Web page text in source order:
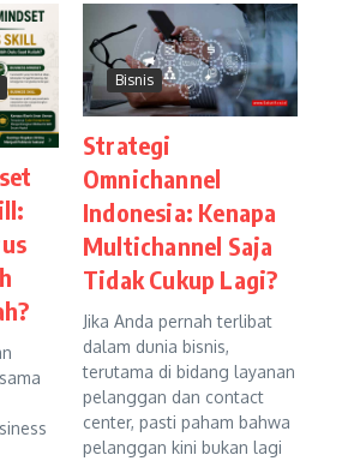
Bisnis
Strategi
Omnichannel
Indonesia: Kenapa
Multichannel Saja
Tidak Cukup Lagi?
Jika Anda pernah terlibat
dalam dunia bisnis,
terutama di bidang layanan
pelanggan dan contact
center, pasti paham bahwa
pelanggan kini bukan lagi